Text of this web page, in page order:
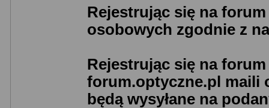
Rejestrując się na
osobowych zgodnie z
Rejestrując się na
forum.optyczne.pl maili
będą wysyłane na